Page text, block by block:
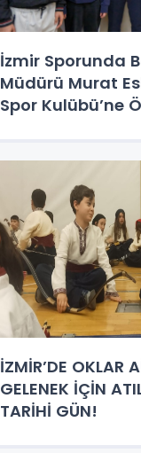
İzmir Sporunda
Müdürü Murat
Spor Kulübü’ne
İZMİR’DE OKLAR
GELENEK İÇİN
TARİHİ GÜN!